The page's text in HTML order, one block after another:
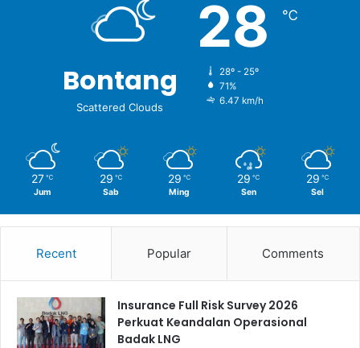
Bontang
Scattered Clouds
28 ℃
28º - 25º
71%
6.47 km/h
27 ℃
Jum
29 ℃
Sab
29 ℃
Ming
29 ℃
Sen
29 ℃
Sel
Recent Popular Comments
Insurance Full Risk Survey 2026
Perkuat Keandalan Operasional
Badak LNG